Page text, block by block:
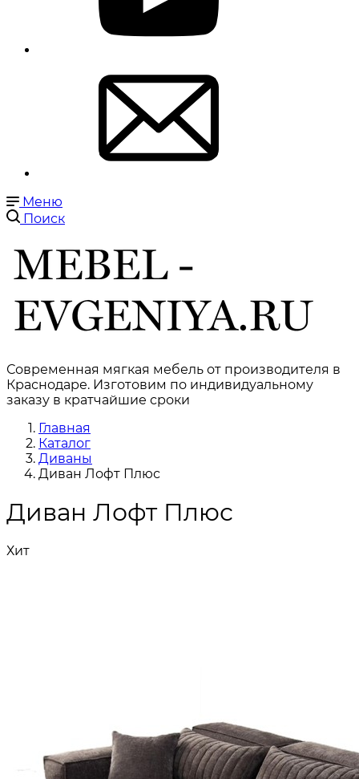
Меню
Поиск
Современная мягкая мебель от производителя в
Краснодаре. Изготовим по индивидуальному
заказу в кратчайшие сроки
Главная
Каталог
Диваны
Диван Лофт Плюс
Диван Лофт Плюс
Хит